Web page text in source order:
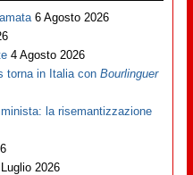
6 Agosto 2026
4 Agosto 2026
torna in Italia conBourlinguer
la risemantizzazione
2026